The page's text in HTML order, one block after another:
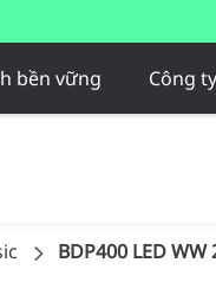
bền vững Công
BDP400 LED WW